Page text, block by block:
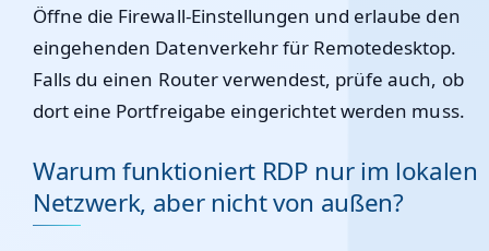
Öffne die Firewall-Einstellungen und erlaube den
eingehenden Datenverkehr für Remotedesktop.
Falls du einen Router verwendest, prüfe auch, ob
dort eine Portfreigabe eingerichtet werden muss.
Warum funktioniert RDP nur im lokalen
Netzwerk, aber nicht von außen?